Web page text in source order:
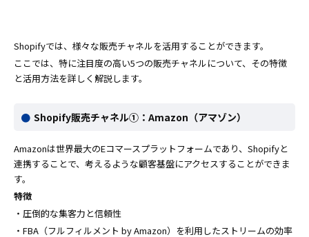
Shopifyでは、様々な販売チャネルを活用することができます。
ここでは、特に注目度の高い5つの販売チャネルについて、その特徴
と活用方法を詳しく解説します。
Shopify販売チャネル①：Amazon（アマゾン）
Amazonは世界最大のEコマースプラットフォームであり、Shopifyと
連携することで、考えるような顧客基盤にアクセスすることができま
す。
特徴
・圧倒的な集客力と信頼性
・FBA（フルフィルメント by Amazon）を利用したスト​​リームの効率